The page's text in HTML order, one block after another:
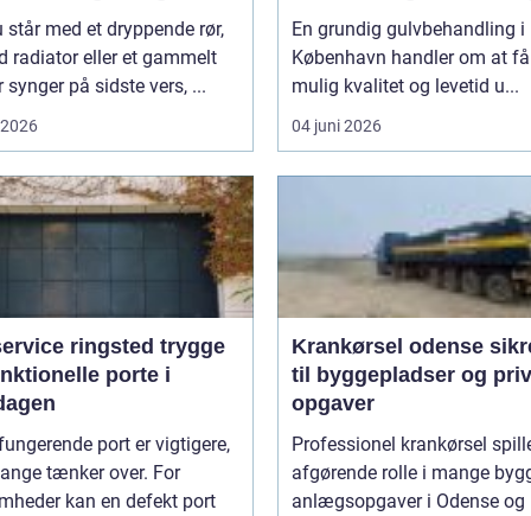
står med et dryppende rør,
radiator eller et gammelt
synger på sidste vers, ...
En grundig gulvbehandling i
København handler om at
mulig kvalitet og levetid u...
04 juni 2026
ringsted trygge
porte i
port er vigtigere,
tænker over. For
kan en defekt port
Krankørsel odense sikre løft
til byggepladser og
opgaver
Professionel krankørsel
afgørende rolle i mange
anlægsopgaver i Odense og